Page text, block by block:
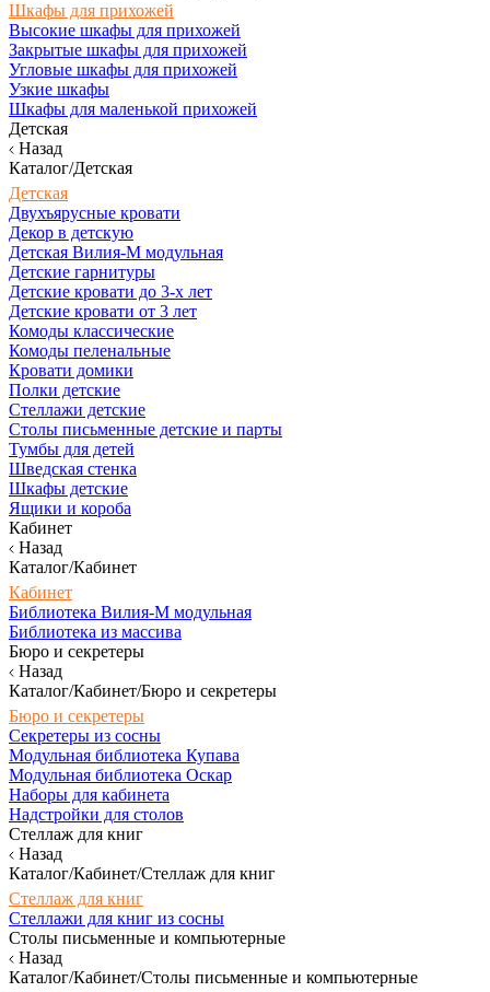
Шкафы для прихожей
Высокие шкафы для прихожей
Закрытые шкафы для прихожей
Угловые шкафы для прихожей
Узкие шкафы
Шкафы для маленькой прихожей
Детская
Назад
Каталог/Детская
Детская
Двухъярусные кровати
Декор в детскую
Детская Вилия-М модульная
Детские гарнитуры
Детские кровати до 3-х лет
Детские кровати от 3 лет
Комоды классические
Комоды пеленальные
Кровати домики
Полки детские
Стеллажи детские
Столы письменные детские и парты
Тумбы для детей
Шведская стенка
Шкафы детские
Ящики и короба
Кабинет
Назад
Каталог/Кабинет
Кабинет
Библиотека Вилия-М модульная
Библиотека из массива
Бюро и секретеры
Назад
Каталог/Кабинет/Бюро и секретеры
Бюро и секретеры
Секретеры из сосны
Модульная библиотека Купава
Модульная библиотека Оскар
Наборы для кабинета
Надстройки для столов
Стеллаж для книг
Назад
Каталог/Кабинет/Стеллаж для книг
Стеллаж для книг
Стеллажи для книг из сосны
Столы письменные и компьютерные
Назад
Каталог/Кабинет/Столы письменные и компьютерные